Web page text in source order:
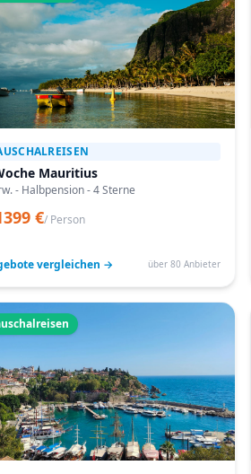
Mauritius
- Halbpension - 4 Sterne
€/ Person
vergleichen → über 80 Anbieter